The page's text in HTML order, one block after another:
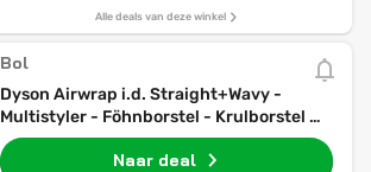
Alle deals van deze winkel
Bol
Dyson Airwrap i.d. Straight+Wavy -
Multistyler - Föhnborstel - Krulborstel -
Red Velvet/Goud
Naar deal